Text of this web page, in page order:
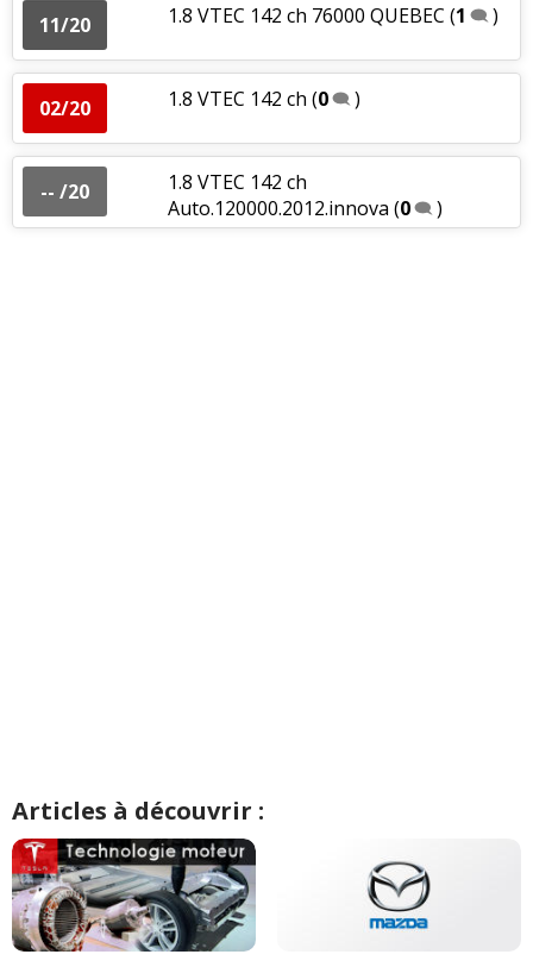
11/20 1.8 VTEC 142 ch 76000 QUEBEC (1 )
02/20 1.8 VTEC 142 ch (0 )
-- /20
1.8 VTEC 142 ch
Auto.120000.2012.innova (0 )
Articles à découvrir :